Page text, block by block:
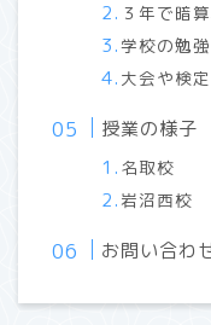
３年で暗
学校の勉
大会や検
授業の様子
名取校
岩沼西校
お問い合わ